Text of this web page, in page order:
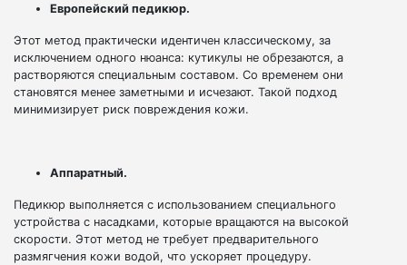
Европейский педикюр.
Этот метод практически идентичен классическому, за
исключением одного нюанса: кутикулы не обрезаются, а
растворяются специальным составом. Со временем они
становятся менее заметными и исчезают. Такой подход
минимизирует риск повреждения кожи.
Аппаратный.
Педикюр выполняется с использованием специального
устройства с насадками, которые вращаются на высокой
скорости. Этот метод не требует предварительного
размягчения кожи водой, что ускоряет процедуру.